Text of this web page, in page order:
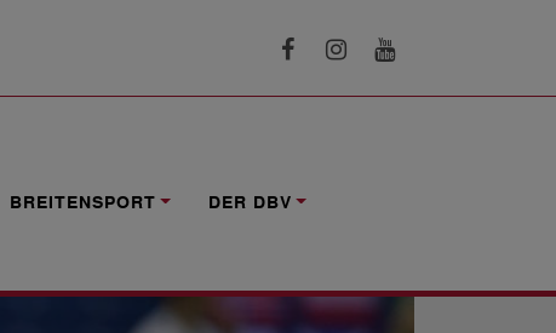
BREITENSPORT DER DBV